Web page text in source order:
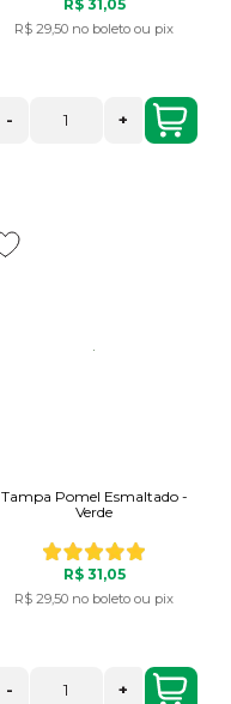
R$ 31,05
R$ 29,50 no boleto ou pix
- +
Tampa Pomel Esmaltado -
Verde
R$ 31,05
R$ 29,50 no boleto ou pix
- +